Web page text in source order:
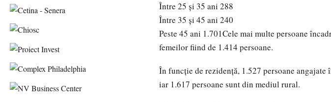
Între 25 și 35 ani 288
Între 35 și 45 ani 240
Peste 45 ani 1.701Cele mai multe persoane
femeilor fiind de 1.414 persoane.
În funcţie de rezidenţă, 1.527 persoane
iar 1.617 persoane sunt din mediul rural.